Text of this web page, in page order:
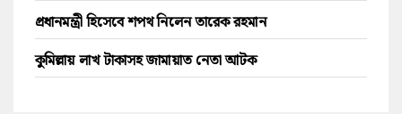
প্রধানমন্ত্রী হিসেবে শপথ নিলেন তারেক রহমান
কুমিল্লায় লাখ টাকাসহ জামায়াত নেতা আটক